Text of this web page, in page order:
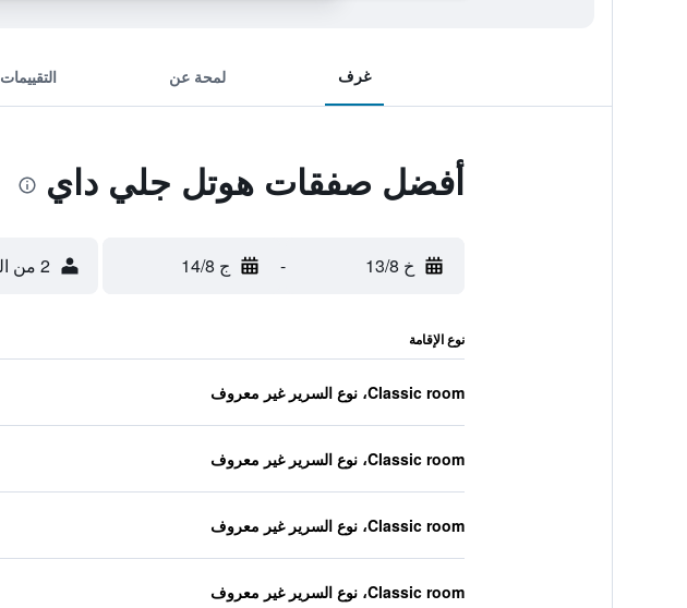
غرف لمحة عن التقييمات
أفضل صفقات هوتل جلي داي
خ 13/8 - ج 14/8 2 من الضيوف، غرفة واحدة
نوع الإقامة
Classic room، نوع السرير غير معروف
Classic room، نوع السرير غير معروف
Classic room، نوع السرير غير معروف
Classic room، نوع السرير غير معروف